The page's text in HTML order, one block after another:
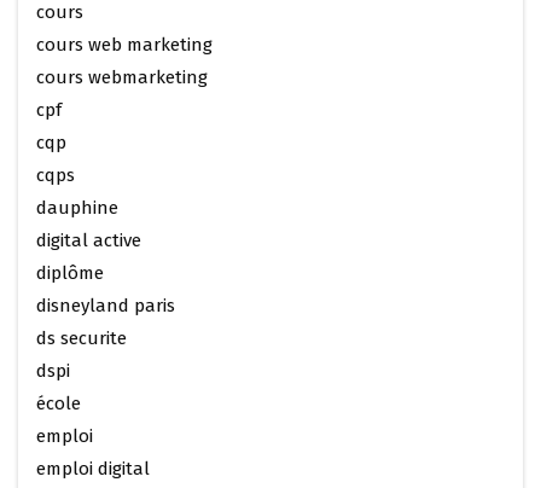
cours
cours web marketing
cours webmarketing
cpf
cqp
cqps
dauphine
digital active
diplôme
disneyland paris
ds securite
dspi
école
emploi
emploi digital